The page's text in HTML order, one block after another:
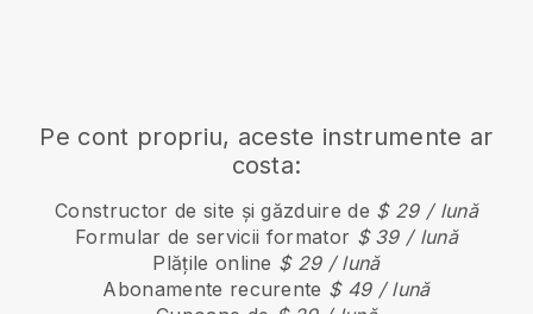
Pe cont propriu, aceste instrumente ar
costa:
Constructor de site și găzduire de $ 29 / lună
Formular de servicii formator $ 39 / lună
Plățile online $ 29 / lună
Abonamente recurente $ 49 / lună